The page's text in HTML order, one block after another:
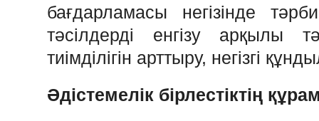
бағдарламасы
негізінде
тәсілдерді
енгізу арқылы
тиімділігін арттыру, негізгі
Әдістемелік бірлестіктің